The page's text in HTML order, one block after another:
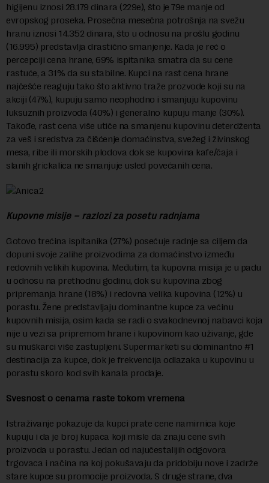
higijenu iznosi 28.179 dinara (229e), što je 79e manje od
evropskog proseka. Prosečna mesečna potrošnja na svežu
hranu iznosi 14.352 dinara, što u odnosu na prošlu godinu
(16.995) predstavlja drastično smanjenje. Kada je reć o
percepciji cena hrane, 69% ispitanika smatra da su cene
rastuće, a 31% da su stabilne. Kupci na rast cena hrane
najčešće reaguju tako što aktivno traže prozvode koji su na
akciji (47%), kupuju samo neophodno i smanjuju kupovinu
luksuznih proizvoda (40%) i generalno kupuju manje (30%).
Takođe, rast cena više utiče na smanjenu kupovinu deterdženta
za veš i sredstva za čišćenje domaćinstva, svežeg i živinskog
mesa, ribe ili morskih plodova dok se kupovina kafe/čaja i
slanih grickalica ne smanjuje usled povećanih cena.
Kupovne misije – razlozi za posetu radnjama
Gotovo trećina ispitanika (27%) posećuje radnje sa ciljem da
dopuni svoje zalihe proizvodima za domaćinstvo između
redovnih velikih kupovina. Međutim, ta kupovna misija je u padu
u odnosu na prethodnu godinu, dok su kupovina zbog
pripremanja hrane (18%) i redovna velika kupovina (12%) u
porastu. Žene predstavljaju dominantne kupce za većinu
kupovnih misija, osim kada se radi o svakodnevnoj nabavci koja
nije u vezi sa pripremom hrane i kupovinom kao uživanje, gde
su muškarci više zastupljeni. Supermarketi su dominantno #1
destinacija za kupce, dok je frekvencija odlazaka u kupovinu u
porastu skoro kod svih kanala prodaje.
Svesnost o cenama raste tokom vremena
Istraživanje pokazuje da kupci prate cene namirnica koje
kupuju i da je broj kupaca koji misle da znaju cene svih
proizvoda u porastu. Jedan od najučestalijih odgovora
trgovaca i načina na koj pokušavaju da pridobiju nove i zadrže
stare kupce su promocije proizvoda. S druge strane, dva